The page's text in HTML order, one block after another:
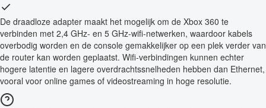
De draadloze adapter maakt het mogelijk om de Xbox 360 te
verbinden met 2,4 GHz- en 5 GHz-wifi-netwerken, waardoor kabels
overbodig worden en de console gemakkelijker op een plek verder van
de router kan worden geplaatst. Wifi-verbindingen kunnen echter
hogere latentie en lagere overdrachtssnelheden hebben dan Ethernet,
vooral voor online games of videostreaming in hoge resolutie.